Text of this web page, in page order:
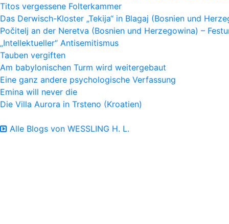
Titos vergessene Folterkammer
Das Derwisch-Kloster „Tekija“ in Blagaj (Bosnien und
Počitelj an der Neretva (Bosnien und Herzegowina) –
„Intellektueller“ Antisemitismus
Tauben vergiften
Am babylonischen Turm wird weitergebaut
Eine ganz andere psychologische Verfassung
Emina will never die
Die Villa Aurora in Trsteno (Kroatien)
Alle Blogs von WESSLING H. L.